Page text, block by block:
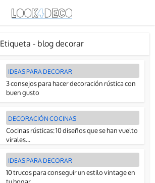
Etiqueta - blog decorar
IDEAS PARA DECORAR
3 consejos para hacer decoración rústica con
buen gusto
DECORACIÓN COCINAS
Cocinas rústicas: 10 diseños que se han vuelto
virales...
IDEAS PARA DECORAR
10 trucos para conseguir un estilo vintage en
tu hogar